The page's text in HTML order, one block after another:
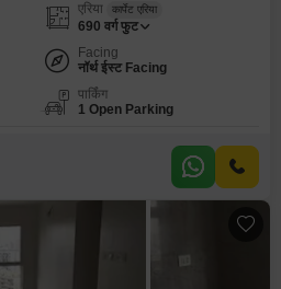
एरिया कार्पेट एरिया
690 वर्ग फुट
Facing
नॉर्थ ईस्ट Facing
पार्किंग
1 Open Parking